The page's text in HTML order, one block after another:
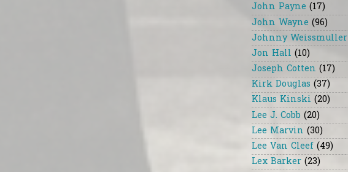
John Payne (17)
John Wayne (96)
Johnny Weissmuller
Jon Hall (10)
Joseph Cotten (17)
Kirk Douglas (37)
Klaus Kinski (20)
Lee J. Cobb (20)
Lee Marvin (30)
Lee Van Cleef (49)
Lex Barker (23)